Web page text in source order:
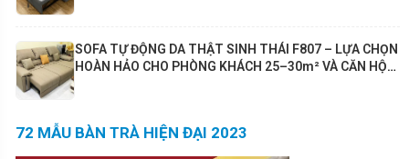
SOFA TỰ ĐỘNG DA THẬT SINH THÁI F807 – LỰA CHỌN
HOÀN HẢO CHO PHÒNG KHÁCH 25–30m² VÀ CĂN HỘ
72 MẪU BÀN TRÀ HIỆN ĐẠI 2023